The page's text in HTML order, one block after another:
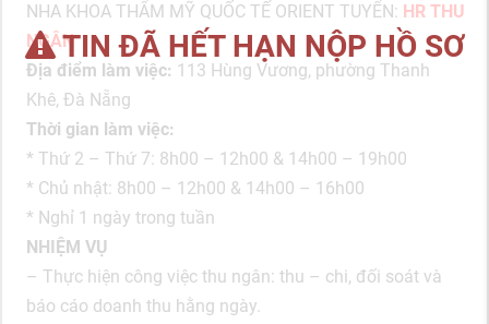
TIN ĐÃ HẾT HẠN NỘP HỒ SƠ
NHA KHOA THẨM MỸ QUỐC TẾ ORIENT TUYỂN: HR THU
NGÂN
Địa điểm làm việc: 113 Hùng Vương, phường Thanh
Khê, Đà Nẵng
Thời gian làm việc:
* Thứ 2 – Thứ 7: 8h00 – 12h00 & 14h00 – 19h00
* Chủ nhật: 8h00 – 12h00 & 14h00 – 16h00
* Nghỉ 1 ngày trong tuần
NHIỆM VỤ
– Thực hiện công việc thu ngân: thu – chi, đối soát và
báo cáo doanh thu hằng ngày.